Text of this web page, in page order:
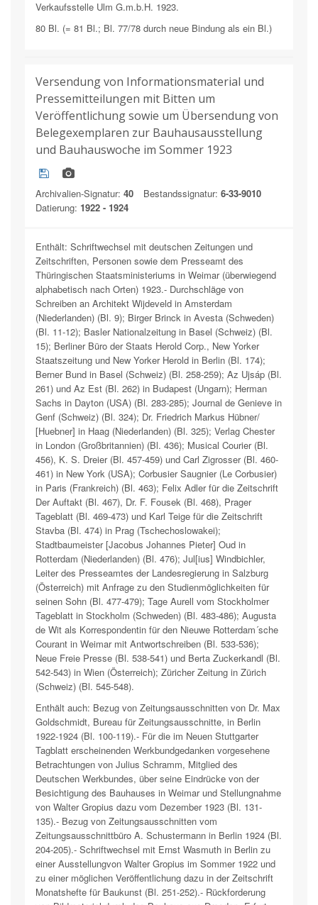
Verkaufsstelle Ulm G.m.b.H. 1923.
80 Bl. (= 81 Bl.; Bl. 77/78 durch neue Bindung als ein Bl.)
Versendung von Informationsmaterial und
Pressemitteilungen mit Bitten um
Veröffentlichung sowie um Übersendung von
Belegexemplaren zur Bauhausausstellung
und Bauhauswoche im Sommer 1923
Archivalien-Signatur: 40 Bestandssignatur: 6-33-9010
Datierung: 1922 - 1924
Enthält: Schriftwechsel mit deutschen Zeitungen und
Zeitschriften, Personen sowie dem Presseamt des
Thüringischen Staatsministeriums in Weimar (überwiegend
alphabetisch nach Orten) 1923.- Durchschläge von
Schreiben an Architekt Wijdeveld in Amsterdam
(Niederlanden) (Bl. 9); Birger Brinck in Avesta (Schweden)
(Bl. 11-12); Basler Nationalzeitung in Basel (Schweiz) (Bl.
15); Berliner Büro der Staats Herold Corp., New Yorker
Staatszeitung und New Yorker Herold in Berlin (Bl. 174);
Berner Bund in Basel (Schweiz) (Bl. 258-259); Az Ujsáp (Bl.
261) und Az Est (Bl. 262) in Budapest (Ungarn); Herman
Sachs in Dayton (USA) (Bl. 283-285); Journal de Genieve in
Genf (Schweiz) (Bl. 324); Dr. Friedrich Markus Hübner/
[Huebner] in Haag (Niederlanden) (Bl. 325); Verlag Chester
in London (Großbritannien) (Bl. 436); Musical Courier (Bl.
456), K. S. Dreier (Bl. 457-459) und Carl Zigrosser (Bl. 460-
461) in New York (USA); Corbusier Saugnier (Le Corbusier)
in Paris (Frankreich) (Bl. 463); Felix Adler für die Zeitschrift
Der Auftakt (Bl. 467), Dr. F. Fousek (Bl. 468), Prager
Tageblatt (Bl. 469-473) und Karl Teige für die Zeitschrift
Stavba (Bl. 474) in Prag (Tschechoslowakei);
Stadtbaumeister [Jacobus Johannes Pieter] Oud in
Rotterdam (Niederlanden) (Bl. 476); Jul[ius] Windbichler,
Leiter des Presseamtes der Landesregierung in Salzburg
(Österreich) mit Anfrage zu den Studienmöglichkeiten für
seinen Sohn (Bl. 477-479); Tage Aurell vom Stockholmer
Tageblatt in Stockholm (Schweden) (Bl. 483-486); Augusta
de Wit als Korrespondentin für den Nieuwe Rotterdam´sche
Courant in Weimar mit Antwortschreiben (Bl. 533-536);
Neue Freie Presse (Bl. 538-541) und Berta Zuckerkandl (Bl.
542-543) in Wien (Österreich); Züricher Zeitung in Zürich
(Schweiz) (Bl. 545-548).
Enthält auch: Bezug von Zeitungsausschnitten von Dr. Max
Goldschmidt, Bureau für Zeitungsausschnitte, in Berlin
1922-1924 (Bl. 100-119).- Für die im Neuen Stuttgarter
Tagblatt erscheinenden Werkbundgedanken vorgesehene
Betrachtungen von Julius Schramm, Mitglied des
Deutschen Werkbundes, über seine Eindrücke von der
Besichtigung des Bauhauses in Weimar und Stellungnahme
von Walter Gropius dazu vom Dezember 1923 (Bl. 131-
135).- Bezug von Zeitungsausschnitten vom
Zeitungsausschnittbüro A. Schustermann in Berlin 1924 (Bl.
204-205).- Schriftwechsel mit Ernst Wasmuth in Berlin zu
einer Ausstellungvon Walter Gropius im Sommer 1922 und
zu einer möglichen Veröffentlichung dazu in der Zeitschrift
Monatshefte für Baukunst (Bl. 251-252).- Rückforderung